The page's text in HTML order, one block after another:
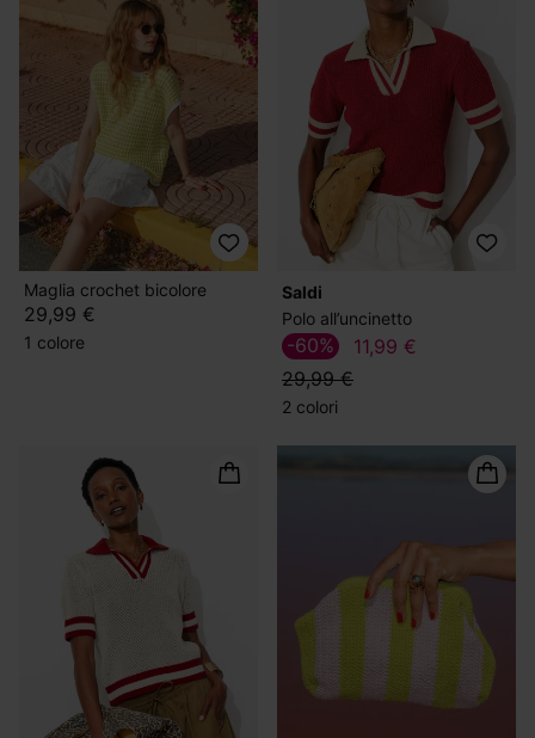
Maglia crochet bicolore
29,99 €
1 colore
Saldi
Polo all’uncinetto
11,99 €
29,99 €
-60%
2 colori